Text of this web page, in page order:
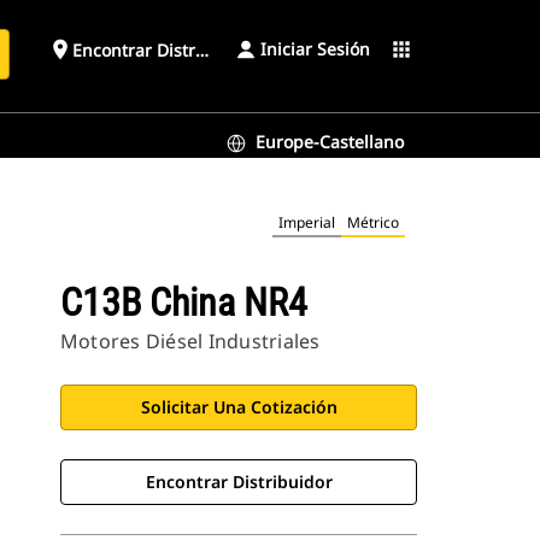
place Encontrar Distribuidor Iniciar Sesión apps
Europe-Castellano
Imperial Métrico
C13B China NR4
Motores Diésel Industriales
Solicitar Una Cotización
Encontrar Distribuidor